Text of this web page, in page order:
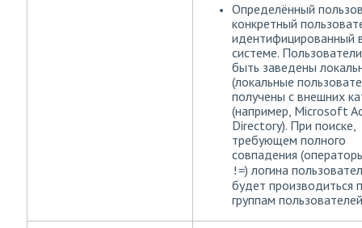
Определённый
конкретный
идентифицированный
системе.
быть заведены
(локальные
получены с внешних
(например, Microsoft
Directory). При поиске,
требующем полного
совпадения
!=) логина
будет производиться
группам пользователей